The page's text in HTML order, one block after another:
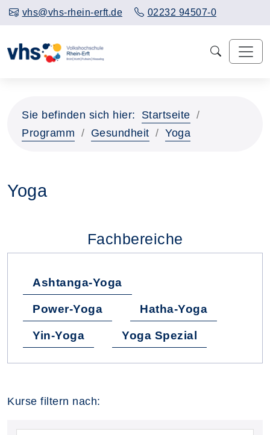
vhs@vhs-rhein-erft.de 02232 94507-0
Sie befinden sich hier:
Startseite
Programm
Gesundheit Yoga
Yoga
Fachbereiche
Ashtanga-Yoga
Power-Yoga Hatha-Yoga
Yin-Yoga Yoga Spezial
Kurse filtern nach: